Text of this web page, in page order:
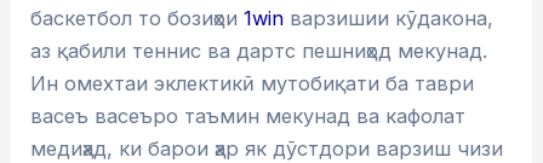
баскетбол то бозиҳои1win варзишии кӯдакона,
аз қабили теннис ва дартс пешниҳод мекунад.
Ин омехтаи эклектикӣ мутобиқати ба таври
васеъ васеъро таъмин мекунад ва кафолат
медиҳад, ки барои ҳар як дӯстдори варзиш чизи